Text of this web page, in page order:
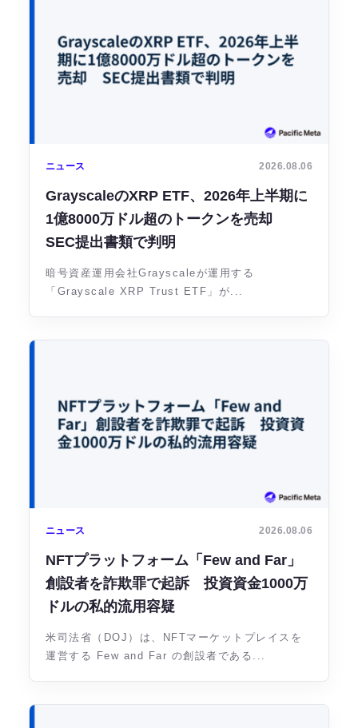
ニュース 2026.08.06
GrayscaleのXRP ETF、2026年上半期に
1億8000万ドル超のトークンを売却
SEC提出書類で判明
暗号資産運用会社Grayscaleが運用する
「Grayscale XRP Trust ETF」が...
ニュース 2026.08.06
NFTプラットフォーム「Few and Far」
創設者を詐欺罪で起訴 投資資金1000万
ドルの私的流用容疑
米司法省（DOJ）は、NFTマーケットプレイスを
運営する Few and Far の創設者である...